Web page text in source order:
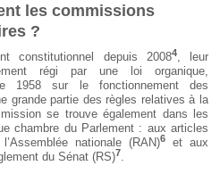
les commissions
?
constitutionnel depuis 20084, leur
régi par une loi organique,
1958 sur le fonctionnement des
grande partie des règles relatives à la
se trouve également dans les
chambre du Parlement : aux articles
nationale (RAN)6et aux
du Sénat (RS)7